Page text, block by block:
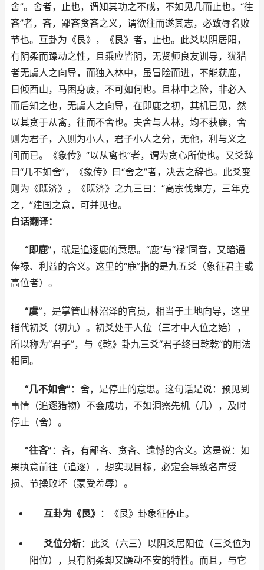
舍”。舍者，止也，谓知其功之不成，不如见几而止也。“往
吝”者，吝，鄙吝贪吝之义，谓欲往而遂其志，必致辱名败
节也。互卦为《艮》，《艮》者，止也。此爻以阴居阳，
有阴柔而躁动之性，且乘应皆阴，无贤师良友训导，犹猎
者无虞人之向导，而独入林中，虽冒险而进，不能获鹿，
日倾西山，马困身疲，不可如何也。且林中之险，非必入
而后知之也，无虞人之向导，在即鹿之初，其机已见，然
以其贪于从禽，往而不舍也。夫舍与人林，均不获鹿，舍
则为君子，入则为小人，君子小人之分，无他，利与义之
间而已。《象传》“以从禽也”者，谓为贪心所使也。又爻辞
曰“几不如舍”，《象传》曰“舍之”者，决去之辞也。此爻变
则为《既济》，《既济》之九三曰：“高宗伐鬼方，三年克
之，”建国之意，可并见也。
白话翻译：
“即鹿”，就是追逐鹿的意思。“鹿”与“禄”同音，又暗通
俸禄、利益的含义。这里的“鹿”指的是九五爻（象征君主或
高位者）。
“虞”，是掌管山林沼泽的官员，相当于土地向导，这里
指代初爻（初九）。初爻处于人位（三才中人位之始），
所以称为“君子”，与《乾》卦九三爻“君子终日乾乾”的用法
相同。
“几不如舍” ：舍，是停止的意思。这句话是说：预见到
事情（追逐猎物）不会成功，不如洞察先机（几），及时
停止（舍）。
“往吝” ：吝，有鄙吝、贪吝、遗憾的含义。这是说：如
果执意前往（追逐），想实现目标，必定会导致名声受
损、节操败坏（蒙受羞辱）。
互卦为《艮》 ：《艮》卦象征停止。
爻位分析：此爻（六三）以阴爻居阳位（三爻位为
阳位），具有阴柔却又躁动不安的特性。而且，与它